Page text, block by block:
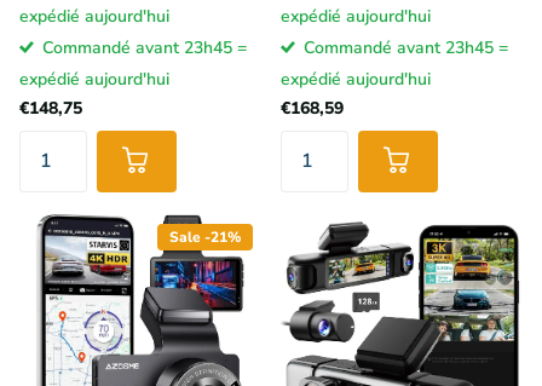
expédié aujourd'hui
Commandé avant 23h45 =
expédié aujourd'hui
€148,75
expédié aujourd'hui
Commandé avant 23h45 =
expédié aujourd'hui
€168,59
Sale -21%